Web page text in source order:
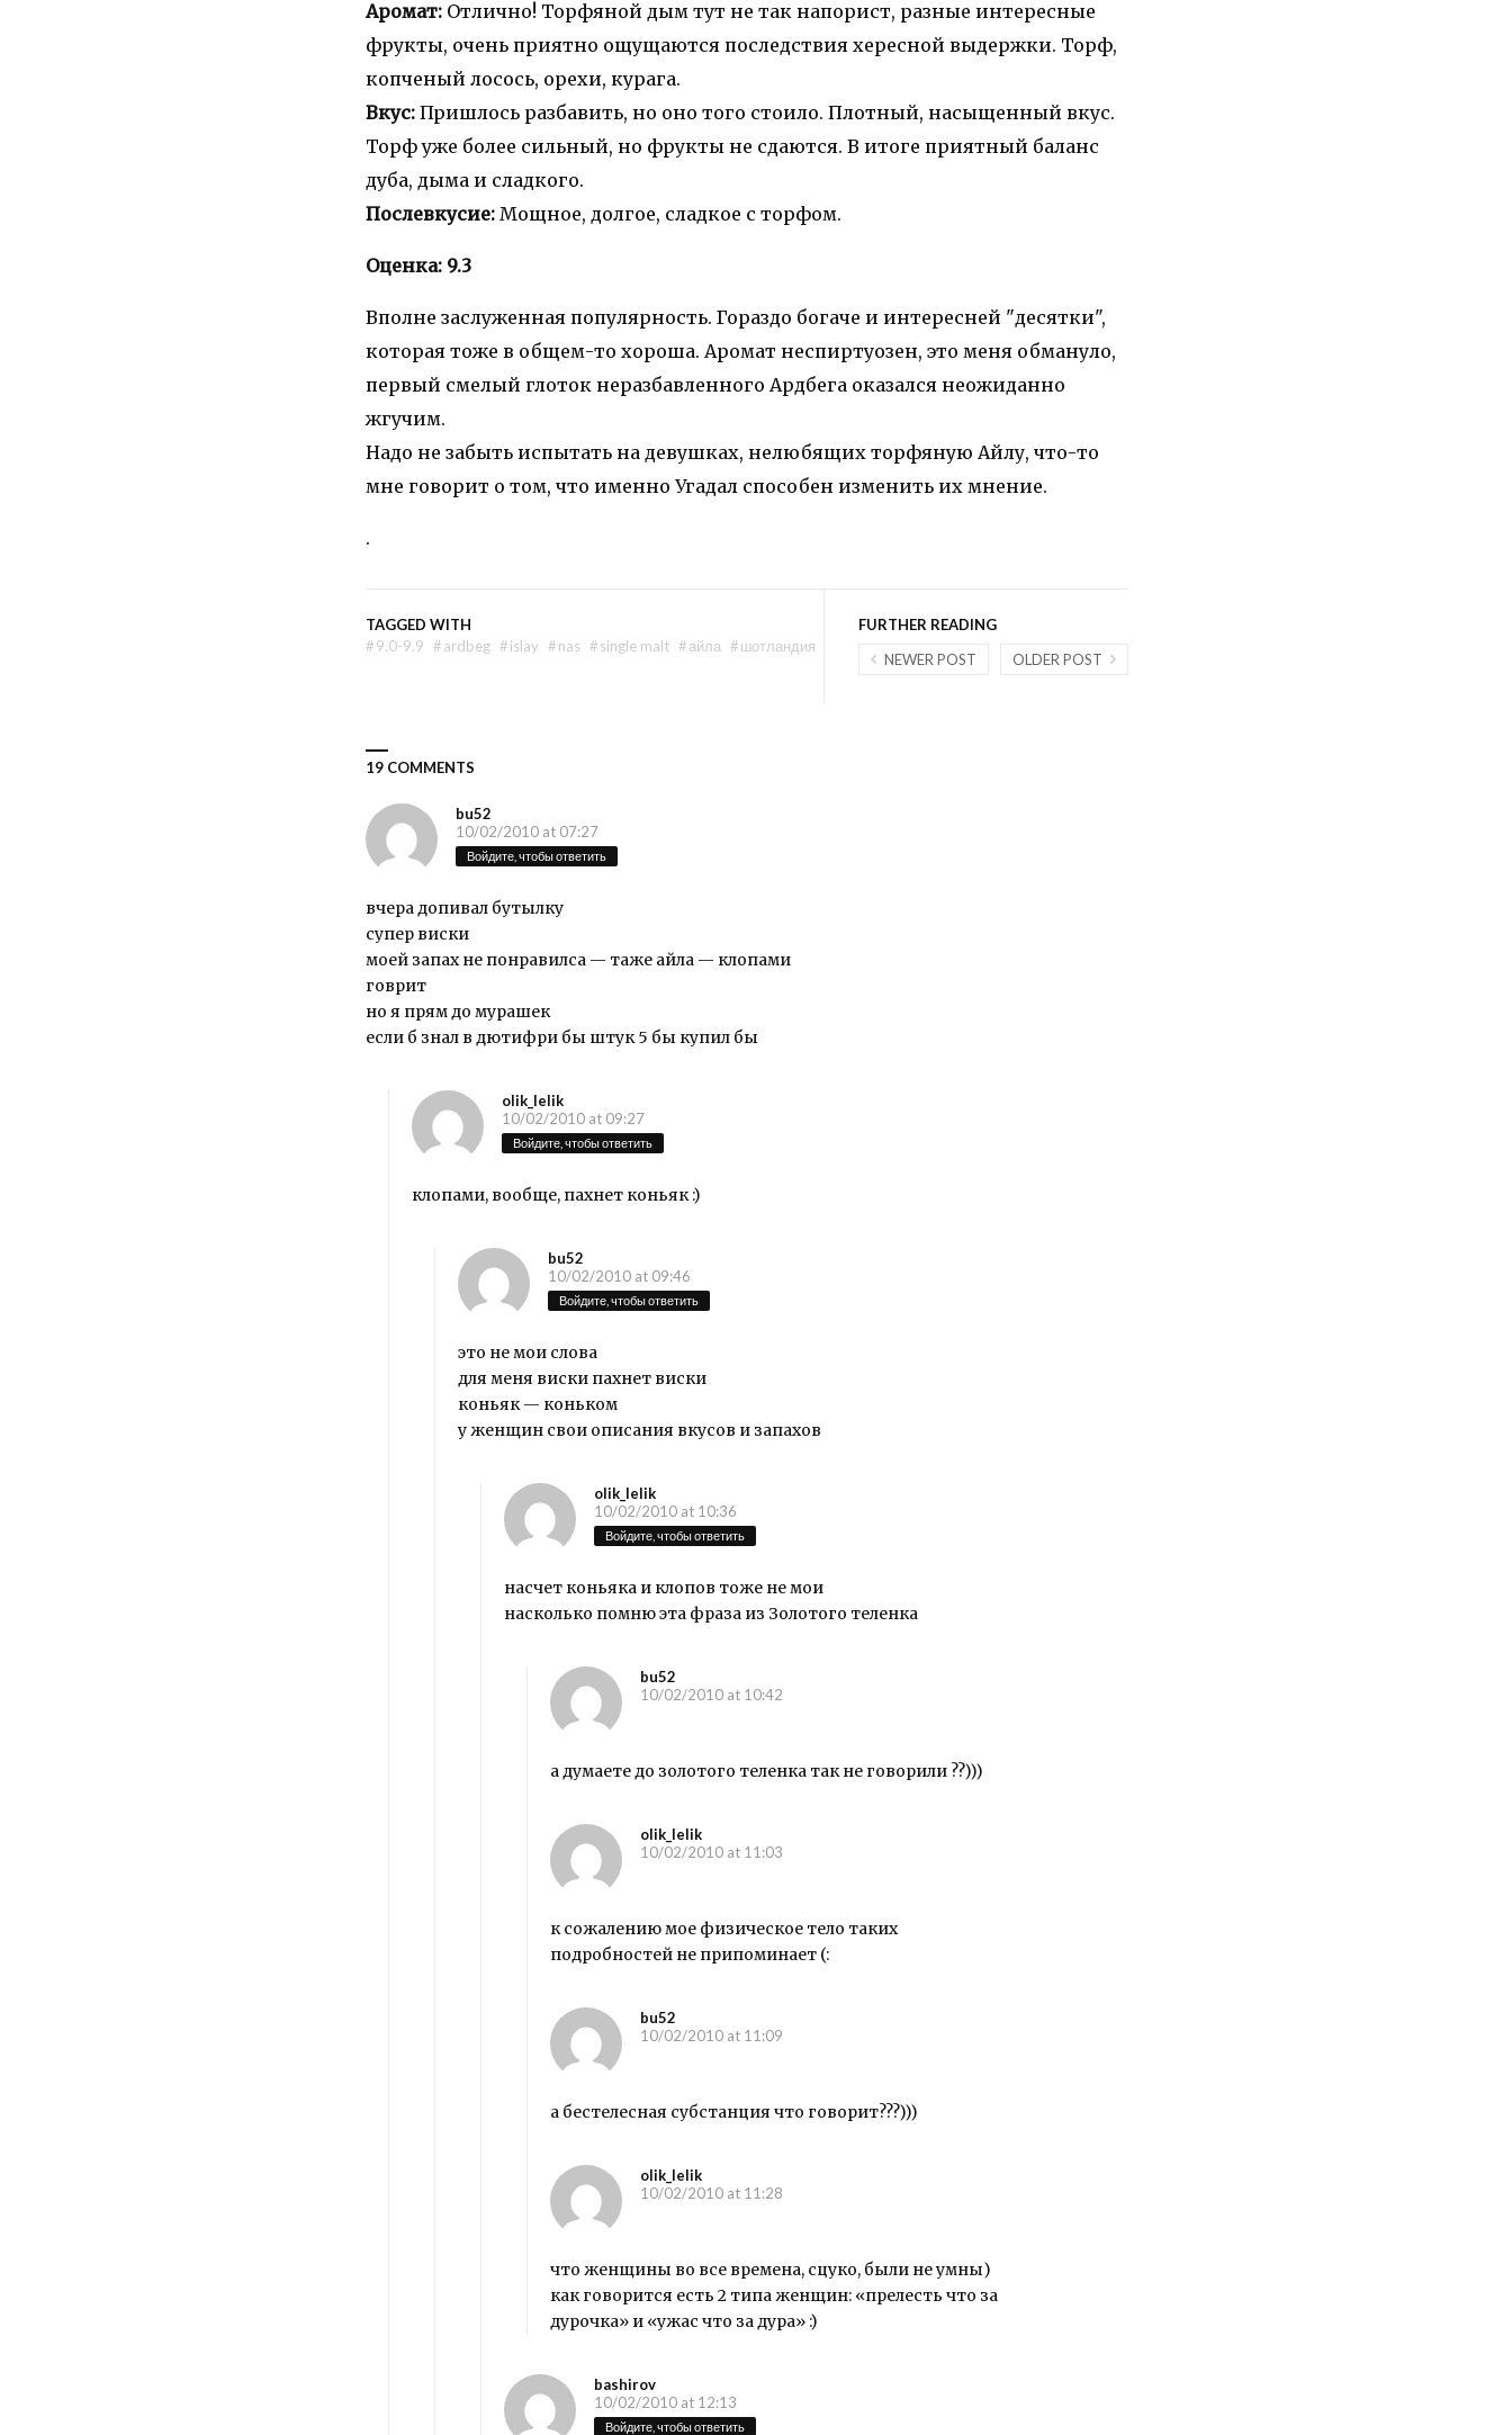
Аромат: Отлично! Торфяной дым тут не так напорист, разные интересные
фрукты, очень приятно ощущаются последствия хересной выдержки. Торф,
копченый лосось, орехи, курага.
Вкус: Пришлось разбавить, но оно того стоило. Плотный, насыщенный вкус.
Торф уже более сильный, но фрукты не сдаются. В итоге приятный баланс
дуба, дыма и сладкого.
Послевкусие: Мощное, долгое, сладкое с торфом.
Оценка: 9.3
Вполне заслуженная популярность. Гораздо богаче и интересней "десятки",
которая тоже в общем-то хороша. Аромат неспиртуозен, это меня обмануло,
первый смелый глоток неразбавленного Ардбега оказался неожиданно
жгучим.
Надо не забыть испытать на девушках, нелюбящих торфяную Айлу, что-то
мне говорит о том, что именно Угадал способен изменить их мнение.
.
TAGGED WITH
#9.0-9.9 #ardbeg #islay #nas #single malt #айла #шотландия
FURTHER READING
OLDER POST
NEWER POST
19 COMMENTS
bu52
10/02/2010 at 07:27
Войдите, чтобы ответить
вчера допивал бутылку
супер виски
моей запах не понравилса — таже айла — клопами
говрит
но я прям до мурашек
если б знал в дютифри бы штук 5 бы купил бы
olik_lelik
10/02/2010 at 09:27
Войдите, чтобы ответить
клопами, вообще, пахнет коньяк :)
bu52
10/02/2010 at 09:46
Войдите, чтобы ответить
это не мои слова
для меня виски пахнет виски
коньяк — коньком
у женщин свои описания вкусов и запахов
olik_lelik
10/02/2010 at 10:36
Войдите, чтобы ответить
насчет коньяка и клопов тоже не мои
насколько помню эта фраза из Золотого теленка
bu52
10/02/2010 at 10:42
а думаете до золотого теленка так не говорили ??)))
olik_lelik
10/02/2010 at 11:03
к сожалению мое физическое тело таких
подробностей не припоминает (:
bu52
10/02/2010 at 11:09
а бестелесная субстанция что говорит???)))
olik_lelik
10/02/2010 at 11:28
что женщины во все времена, сцуко, были не умны)
как говорится есть 2 типа женщин: «прелесть что за
дурочка» и «ужас что за дура» :)
bashirov
10/02/2010 at 12:13
Войдите, чтобы ответить